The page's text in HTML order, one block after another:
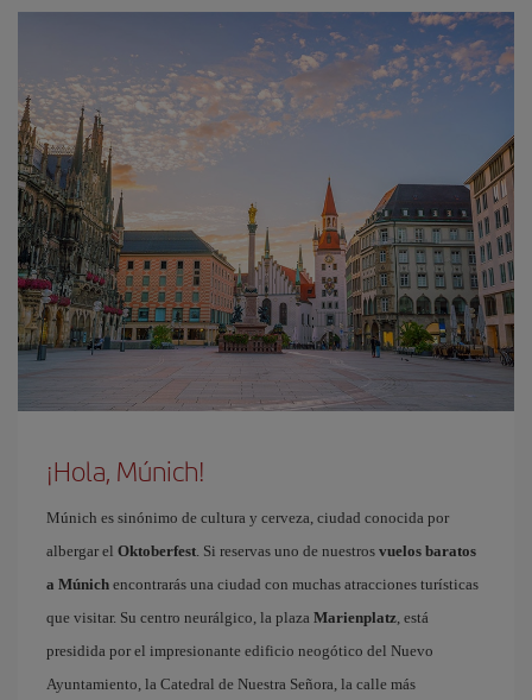
¡Hola, Múnich!
Múnich es sinónimo de cultura y cerveza, ciudad conocida por
albergar el Oktoberfest. Si reservas uno de nuestros vuelos baratos
a Múnich encontrarás una ciudad con muchas atracciones turísticas
que visitar. Su centro neurálgico, la plaza Marienplatz, está
presidida por el impresionante edificio neogótico del Nuevo
Ayuntamiento, la Catedral de Nuestra Señora, la calle más